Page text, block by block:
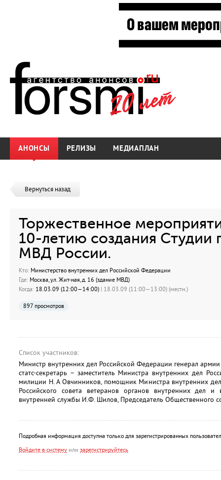
АНОНСЫ РЕЛИЗЫ МЕДИАПЛАН
Вернуться назад
Торжественное
10-летию создания Студии
МВД России.
Кто: Министерство внутренних дел Российской Федерации
Где: Москва, ул. Жит-ная, д. 16 (здание МВД)
Когда: 18.03.09 (12:00—14:00) | 18.03.09 (11:00—13:00) (местн.)
897 просмотров
Список участников:
Министр внутренних дел Российской Федерации генерал армии
статс-секретарь – заместитель Министра внутренних дел
милиции Н. А Овчинников, помощник Министра внутренних
Российского совета ветеранов органов внутренних дел и
внутренней службы И.Ф. Шилов, Председатель Общественного
Подробная информация доступна только для зарегистрированных
Войдите в систему или зарегистрируйтесь